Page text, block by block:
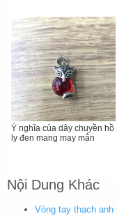
Ý nghĩa của dây chuyền hồ
ly đen mang may mắn
Nội Dung Khác
Vòng tay thạch